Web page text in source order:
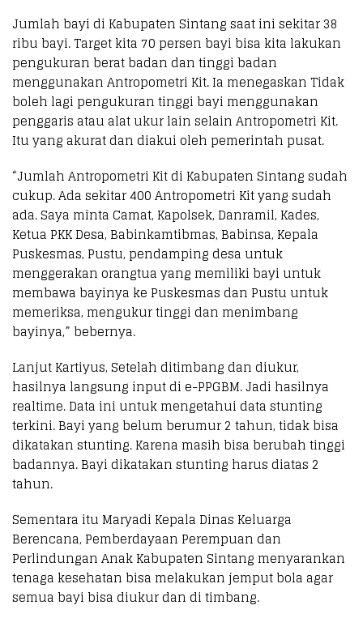
Jumlah bayi di Kabupaten Sintang saat ini sekitar 38
ribu bayi. Target kita 70 persen bayi bisa kita lakukan
pengukuran berat badan dan tinggi badan
menggunakan Antropometri Kit. Ia menegaskan Tidak
boleh lagi pengukuran tinggi bayi menggunakan
penggaris atau alat ukur lain selain Antropometri Kit.
Itu yang akurat dan diakui oleh pemerintah pusat.
“Jumlah Antropometri Kit di Kabupaten Sintang sudah
cukup. Ada sekitar 400 Antropometri Kit yang sudah
ada. Saya minta Camat, Kapolsek, Danramil, Kades,
Ketua PKK Desa, Babinkamtibmas, Babinsa, Kepala
Puskesmas, Pustu, pendamping desa untuk
menggerakan orangtua yang memiliki bayi untuk
membawa bayinya ke Puskesmas dan Pustu untuk
memeriksa, mengukur tinggi dan menimbang
bayinya,” bebernya.
Lanjut Kartiyus, Setelah ditimbang dan diukur,
hasilnya langsung input di e-PPGBM. Jadi hasilnya
realtime. Data ini untuk mengetahui data stunting
terkini. Bayi yang belum berumur 2 tahun, tidak bisa
dikatakan stunting. Karena masih bisa berubah tinggi
badannya. Bayi dikatakan stunting harus diatas 2
tahun.
Sementara itu Maryadi Kepala Dinas Keluarga
Berencana, Pemberdayaan Perempuan dan
Perlindungan Anak Kabupaten Sintang menyarankan
tenaga kesehatan bisa melakukan jemput bola agar
semua bayi bisa diukur dan di timbang.